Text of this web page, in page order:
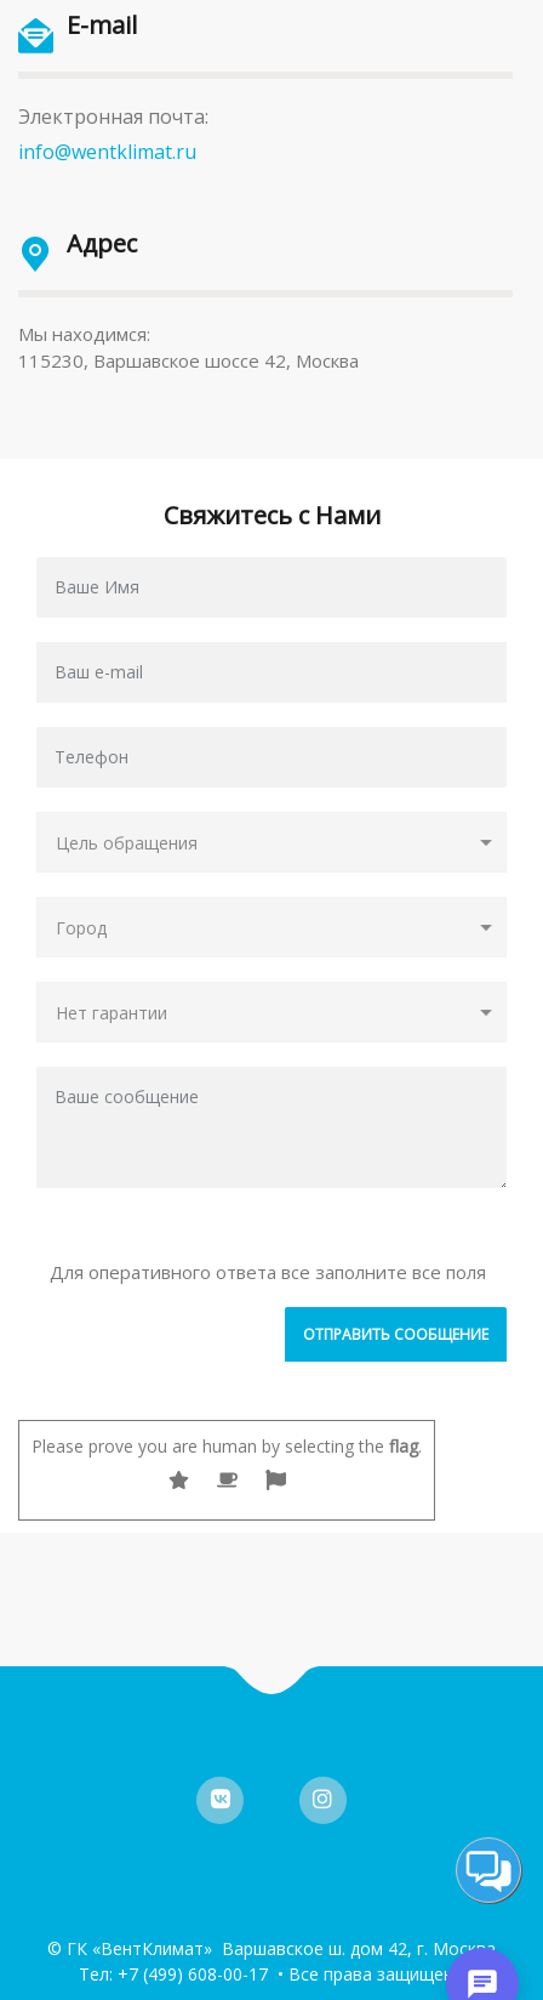
E-mail
Электронная почта:
info@wentklimat.ru
Адрес
Мы находимся:
115230, Варшавское шоссе 42, Москва
Свяжитесь с Нами
Для оперативного ответа все заполните все поля
Please prove you are human by selecting the flag.
© ГК «ВентКлимат» Варшавское ш. дом 42, г. Москва
Тел: +7 (499) 608-00-17• Все права защищены